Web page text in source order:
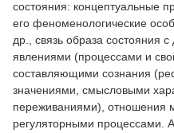
состояния: концептуальные
его феноменологические
др., связь образа состояния
явлениями (процессами и
составляющими сознания
значениями, смысловыми
переживаниями), отношения
регуляторными процессами.